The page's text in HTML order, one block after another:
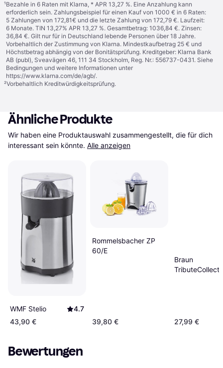
¹Bezahle in 6 Raten mit Klarna, * APR 13,27 %. Eine Anzahlung kann
erforderlich sein. Zahlungsbeispiel für einen Kauf von 1000 € in 6 Raten:
5 Zahlungen von 172,81€ und die letzte Zahlung von 172,79 €. Laufzeit:
6 Monate. TIN 13,27% APR 13,27 %. Gesamtbetrag: 1036,84 €. Zinsen:
36,84 €. Gilt nur für in Deutschland lebende Personen über 18 Jahre.
Vorbehaltlich der Zustimmung von Klarna. Mindestkaufbetrag 25 € und
Höchstbetrag abhängig von der Bonitätsprüfung. Kreditgeber: Klarna Bank
AB (publ), Sveavägen 46, 111 34 Stockholm, Reg. Nr.: 556737-0431. Siehe
Bedingungen und weitere Informationen unter
https://www.klarna.com/de/agb/.
²Vorbehaltlich Kreditwürdigkeitsprüfung.
Ähnliche Produkte
Wir haben eine Produktauswahl zusammengestellt, die für dich
interessant sein könnte. Alle anzeigen
WMF Stelio
4.7
43,90 €
Rommelsbacher ZP
60/E
39,80 €
Braun
27,99 €
Bewertungen